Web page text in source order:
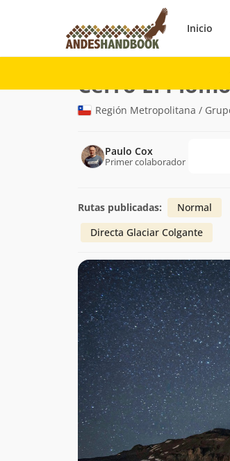
Inicio
Montaña
Cerro El
Región Metropolitana /
Paulo Cox
Primer colaborador
Rutas publicadas: Normal
Directa Glaciar Colgante